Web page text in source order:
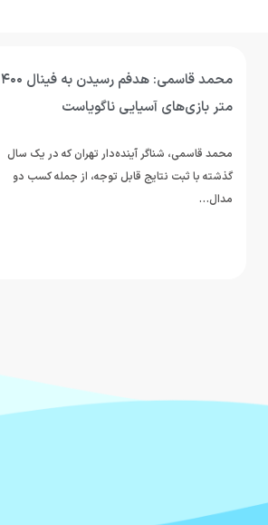
محمد قاسمی: هدفم رسیدن به فینال ۴۰۰
متر بازی‌های آسیایی ناگویاست
محمد قاسمی، شناگر آینده‌دار تهران که در یک سال
گذشته با ثبت نتایج قابل توجه، از جمله کسب دو
مدال…